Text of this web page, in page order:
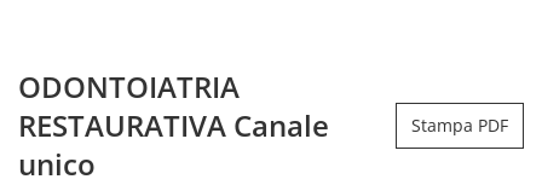
ODONTOIATRIA
RESTAURATIVA Canale
unico
Stampa PDF